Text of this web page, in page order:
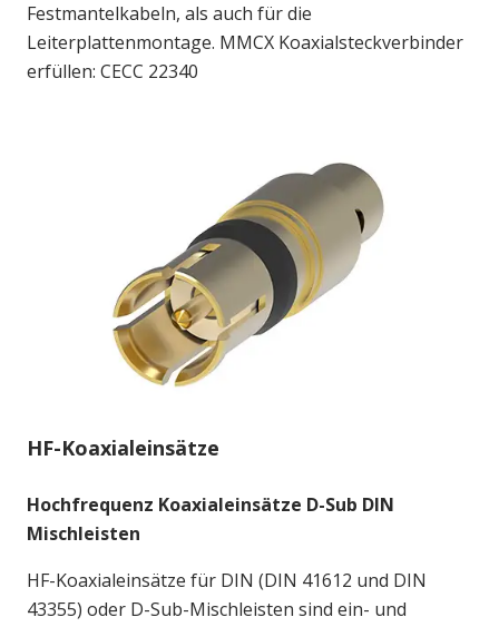
Festmantelkabeln, als auch für die
Leiterplattenmontage. MMCX Koaxialsteckverbinder
erfüllen: CECC 22340
HF-Koaxialeinsätze
Hochfrequenz Koaxialeinsätze D-Sub DIN
Mischleisten
HF-Koaxialeinsätze für DIN (DIN 41612 und DIN
43355) oder D-Sub-Mischleisten sind ein- und